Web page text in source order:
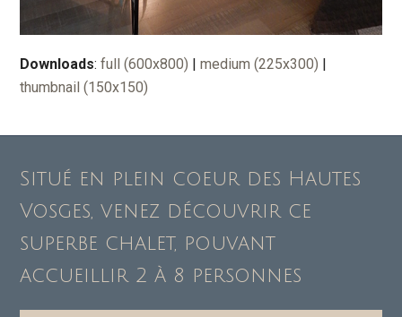
Downloads:full (600x800) |medium (225x300) |
thumbnail (150x150)
Situé en plein coeur des Hautes
Vosges, venez découvrir ce
superbe chalet, pouvant
accueillir 2 à 8 personnes